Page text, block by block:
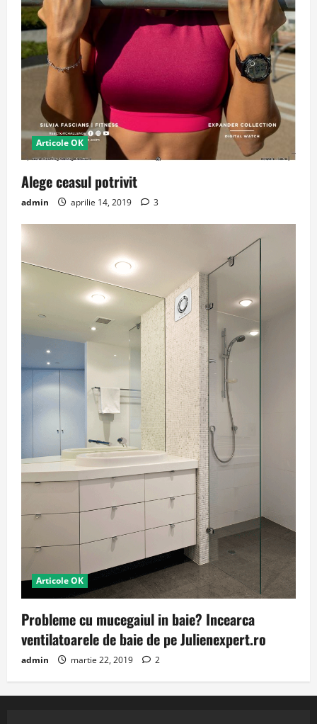
Articole OK
Alege ceasul potrivit
admin aprilie 14, 2019 3
Articole OK
Probleme cu mucegaiul in baie? Incearca
ventilatoarele de baie de pe Julienexpert.ro
admin martie 22, 2019 2